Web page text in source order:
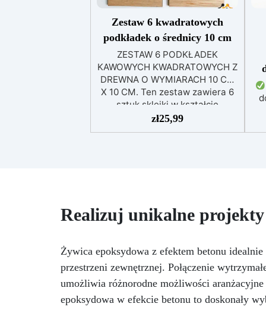
Zestaw 6 kwadratowych
podkładek o średnicy 10 cm
ZESTAW 6 PODKŁADEK
KAWOWYCH KWADRATOWYCH Z
DREWNA O WYMIARACH 10 CM
X 10 CM. Ten zestaw zawiera 6
sztuk sklejki w kształcie
kwadratu wyciętej laserowo o
grubości 4 mm, o wymiarach 10
podkładek kawowych z
zł25,99
Realizuj unikalne
Żywica epoksydowa z efektem betonu
przestrzeni zewnętrznej. Połączenie
umożliwia różnorodne możliwości
epoksydowa w efekcie betonu to doskonały